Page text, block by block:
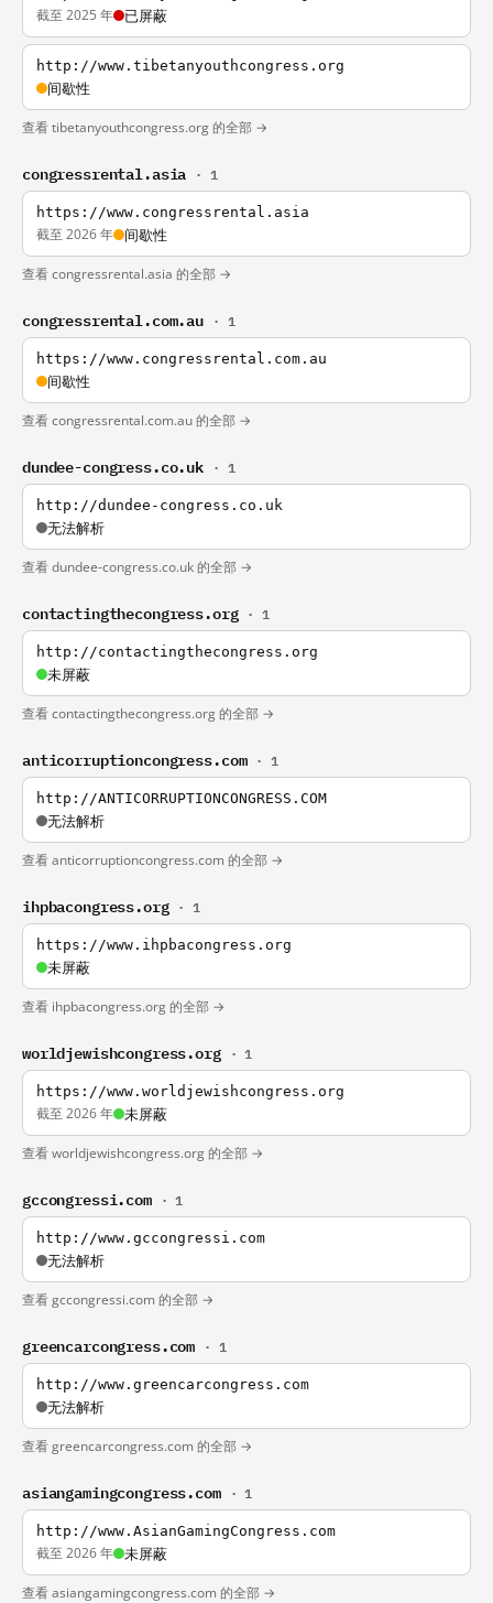
截至 2025 年 已屏蔽
http://www.tibetanyouthcongress.org
间歇性
查看 tibetanyouthcongress.org 的全部 →
congressrental.asia · 1
https://www.congressrental.asia
截至 2026 年 间歇性
查看 congressrental.asia 的全部 →
congressrental.com.au · 1
https://www.congressrental.com.au
间歇性
查看 congressrental.com.au 的全部 →
dundee-congress.co.uk · 1
http://dundee-congress.co.uk
无法解析
查看 dundee-congress.co.uk 的全部 →
contactingthecongress.org · 1
http://contactingthecongress.org
未屏蔽
查看 contactingthecongress.org 的全部 →
anticorruptioncongress.com · 1
http://ANTICORRUPTIONCONGRESS.COM
无法解析
查看 anticorruptioncongress.com 的全部 →
ihpbacongress.org · 1
https://www.ihpbacongress.org
未屏蔽
查看 ihpbacongress.org 的全部 →
worldjewishcongress.org · 1
https://www.worldjewishcongress.org
截至 2026 年 未屏蔽
查看 worldjewishcongress.org 的全部 →
gccongressi.com · 1
http://www.gccongressi.com
无法解析
查看 gccongressi.com 的全部 →
greencarcongress.com · 1
http://www.greencarcongress.com
无法解析
查看 greencarcongress.com 的全部 →
asiangamingcongress.com · 1
http://www.AsianGamingCongress.com
截至 2026 年 未屏蔽
查看 asiangamingcongress.com 的全部 →